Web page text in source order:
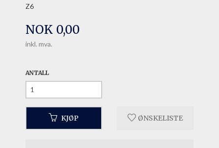
Z6
Pris
NOK 0,00
inkl. mva.
ANTALL
KJØP ØNSKELISTE